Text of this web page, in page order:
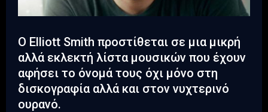
Ο Elliott Smith προστίθεται σε μια μικρή
αλλά εκλεκτή λίστα μουσικών που έχουν
αφήσει το όνομά τους όχι μόνο στη
δισκογραφία αλλά και στον νυχτερινό
ουρανό.